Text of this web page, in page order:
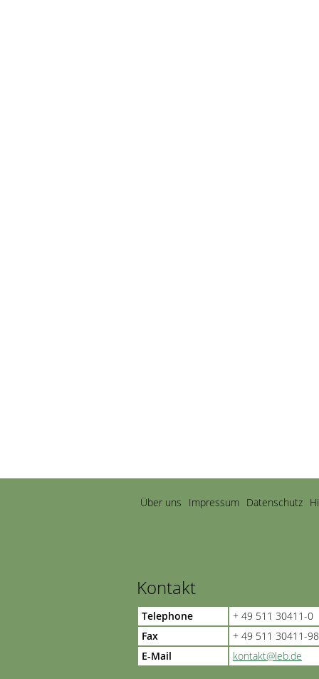
Navigation
überspringen
Über uns Impressum Datenschutz
Kontakt
Telephone
+ 49 511 30411-0
Fax
+ 49 511 30411-98
E-Mail
kontakt@leb.de